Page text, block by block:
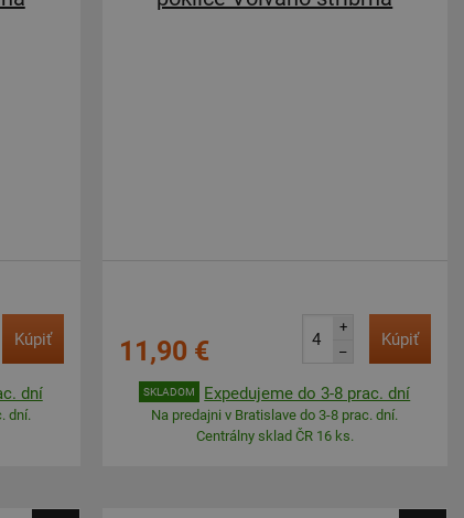
Kúpiť
dní
dní.
11,90 €
+
–
Kúpiť
SKLADOM Expedujeme do 3-8 prac. dní
Na predajni v Bratislave do 3-8 prac. dní.
Centrálny sklad ČR 16 ks.